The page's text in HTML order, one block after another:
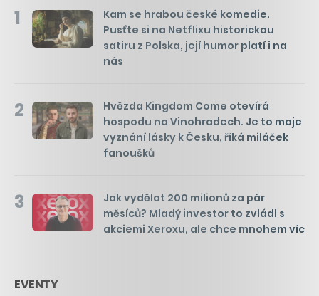
1
Kam se hrabou české komedie.
Pusťte si na Netflixu historickou
satiru z Polska, její humor platí i na
nás
2
Hvězda Kingdom Come otevírá
hospodu na Vinohradech. Je to moje
vyznání lásky k Česku, říká miláček
fanoušků
3
Jak vydělat 200 milionů za pár
měsíců? Mladý investor to zvládl s
akciemi Xeroxu, ale chce mnohem víc
EVENTY